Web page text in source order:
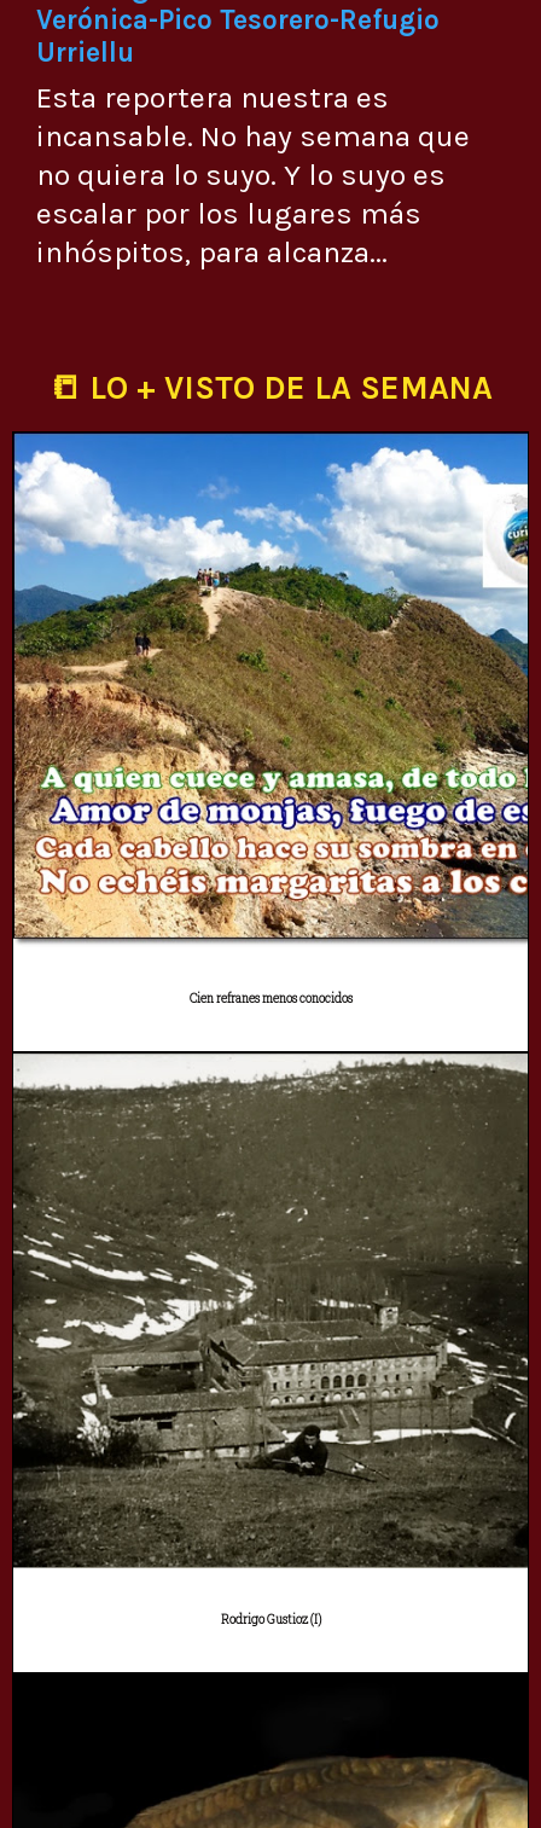
Verónica-Pico Tesorero-Refugio
Urriellu
Esta reportera nuestra es
incansable. No hay semana que
no quiera lo suyo. Y lo suyo es
escalar por los lugares más
inhóspitos, para alcanza...
📒 LO + VISTO DE LA SEMANA
Cien refranes menos conocidos
Rodrigo Gustioz (I)